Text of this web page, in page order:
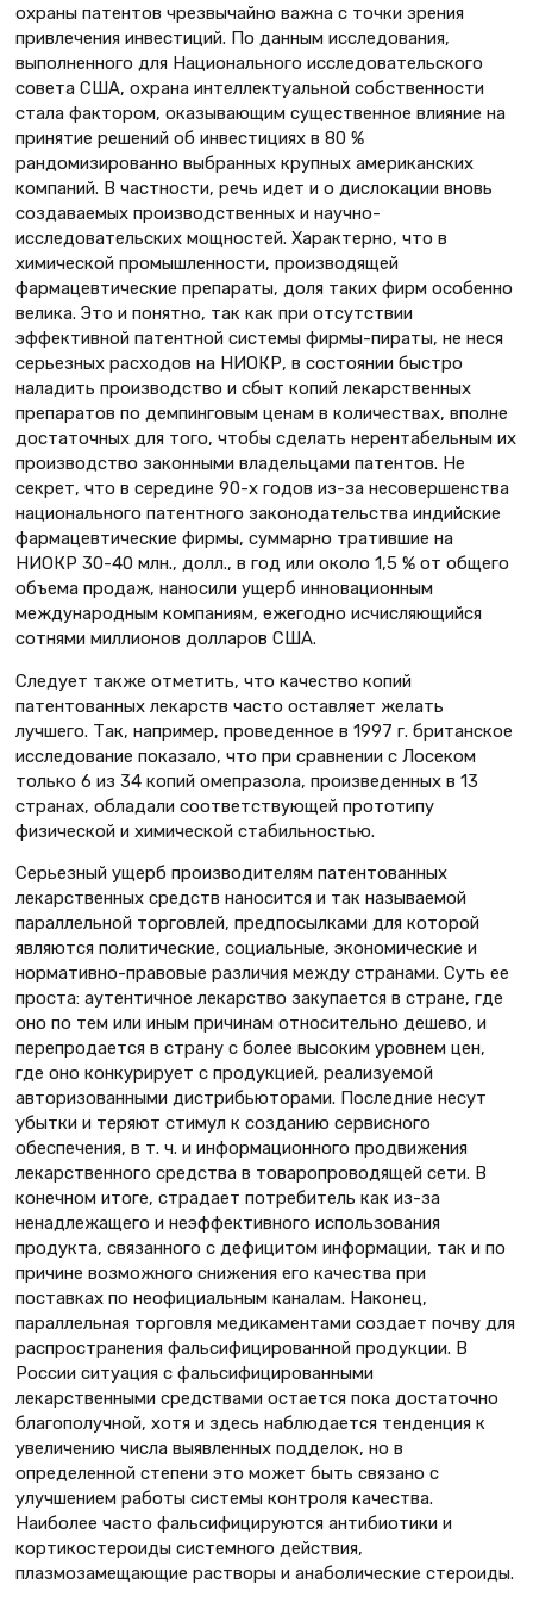
охраны патентов чрезвычайно важна с точки зрения
привлечения инвестиций. По данным исследования,
выполненного для Национального исследовательского
совета США, охрана интеллектуальной собственности
стала фактором, оказывающим существенное влияние на
принятие решений об инвестициях в 80 %
рандомизированно выбранных крупных американских
компаний. В частности, речь идет и о дислокации вновь
создаваемых производственных и научно-
исследовательских мощностей. Характерно, что в
химической промышленности, производящей
фармацевтические препараты, доля таких фирм особенно
велика. Это и понятно, так как при отсутствии
эффективной патентной системы фирмы-пираты, не неся
серьезных расходов на НИОКР, в состоянии быстро
наладить производство и сбыт копий лекарственных
препаратов по демпинговым ценам в количествах, вполне
достаточных для того, чтобы сделать нерентабельным их
производство законными владельцами патентов. Не
секрет, что в середине 90-х годов из-за несовершенства
национального патентного законодательства индийские
фармацевтические фирмы, суммарно тратившие на
НИОКР 30-40 млн., долл., в год или около 1,5 % от общего
объема продаж, наносили ущерб инновационным
международным компаниям, ежегодно исчисляющийся
сотнями миллионов долларов США.
Следует также отметить, что качество копий
патентованных лекарств часто оставляет желать
лучшего. Так, например, проведенное в 1997 г. британское
исследование показало, что при сравнении с Лосеком
только 6 из 34 копий омепразола, произведенных в 13
странах, обладали соответствующей прототипу
физической и химической стабильностью.
Серьезный ущерб производителям патентованных
лекарственных средств наносится и так называемой
параллельной торговлей, предпосылками для которой
являются политические, социальные, экономические и
нормативно-правовые различия между странами. Суть ее
проста: аутентичное лекарство закупается в стране, где
оно по тем или иным причинам относительно дешево, и
перепродается в страну с более высоким уровнем цен,
где оно конкурирует с продукцией, реализуемой
авторизованными дистрибьюторами. Последние несут
убытки и теряют стимул к созданию сервисного
обеспечения, в т. ч. и информационного продвижения
лекарственного средства в товаропроводящей сети. В
конечном итоге, страдает потребитель как из-за
ненадлежащего и неэффективного использования
продукта, связанного с дефицитом информации, так и по
причине возможного снижения его качества при
поставках по неофициальным каналам. Наконец,
параллельная торговля медикаментами создает почву для
распространения фальсифицированной продукции. В
России ситуация с фальсифицированными
лекарственными средствами остается пока достаточно
благополучной, хотя и здесь наблюдается тенденция к
увеличению числа выявленных подделок, но в
определенной степени это может быть связано с
улучшением работы системы контроля качества.
Наиболее часто фальсифицируются антибиотики и
кортикостероиды системного действия,
плазмозамещающие растворы и анаболические стероиды.